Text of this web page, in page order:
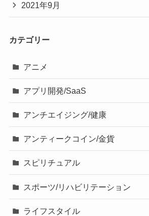
2021年9月
カテゴリー
アニメ
アプリ開発/SaaS
アンチエイジング/健康
アンティークコイン/金貨
スピリチュアル
スポーツ/リハビリテーション
ライフスタイル